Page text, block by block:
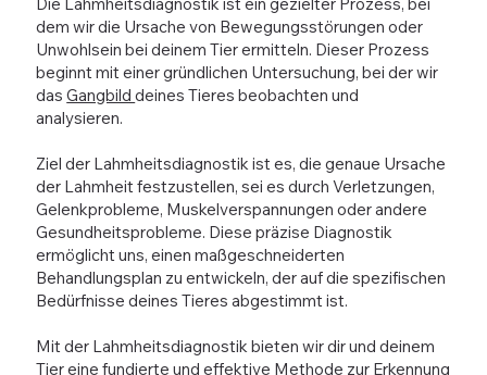
dem wir die Ursache von Bewegungsstörungen oder
Unwohlsein bei deinem Tier ermitteln. Dieser Prozess
beginnt mit einer gründlichen Untersuchung, bei der wir
dasGangbilddeines Tieres beobachten und
analysieren.
Ziel der Lahmheitsdiagnostik ist es, die genaue Ursache
der Lahmheit festzustellen, sei es durch Verletzungen,
Gelenkprobleme, Muskelverspannungen oder andere
Gesundheitsprobleme. Diese präzise Diagnostik
ermöglicht uns, einen maßgeschneiderten
Behandlungsplan zu entwickeln, der auf die spezifischen
Bedürfnisse deines Tieres abgestimmt ist.
Mit der Lahmheitsdiagnostik bieten wir dir und deinem
Tier eine fundierte und effektive Methode zur Erkennung